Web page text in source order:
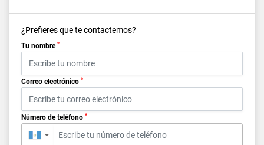
¿Prefieres que te contactemos?
Tu nombre *
Correo electrónico *
Número de teléfono *
▼